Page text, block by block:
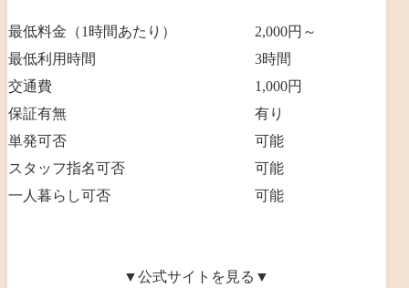
最低料金（1時間あたり）
2,000円～
最低利用時間
3時間
交通費
1,000円
保証有無
有り
単発可否
可能
スタッフ指名可否
可能
一人暮らし可否
可能
▼公式サイトを見る▼